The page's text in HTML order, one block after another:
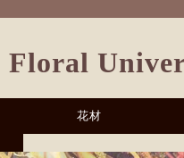
花材